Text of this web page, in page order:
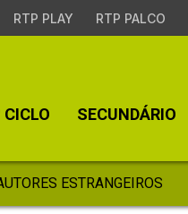
RTP PLAY RTP PALCO
CICLO SECUNDÁRIO
ESTRANGEIROS